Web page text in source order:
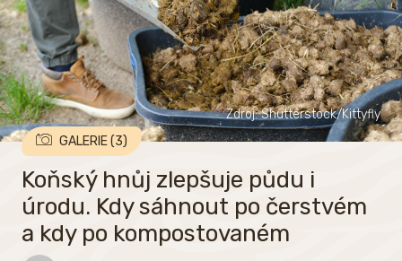
GALERIE (3)
Zdroj: Shutterstock/Kittyfly
Koňský hnůj zlepšuje půdu i
úrodu. Kdy sáhnout po čerstvém
a kdy po kompostovaném